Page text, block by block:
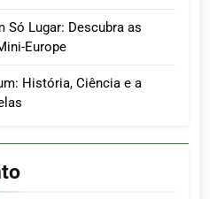
Só Lugar: Descubra as
Europe
História, Ciência e a